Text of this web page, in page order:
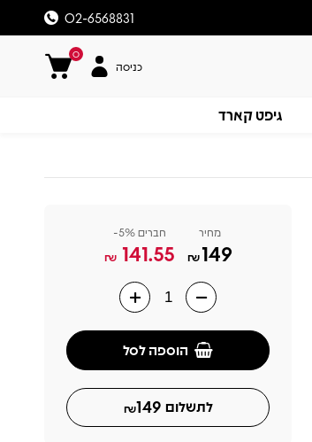
02-6568831
0
כניסה
גיפט קארד
מחיר
149
₪
חברים 5%-
141.55
₪
הוספה לסל
לתשלום 149
₪